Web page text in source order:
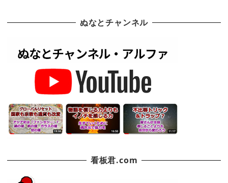
ぬなとチャンネル
看板君.com